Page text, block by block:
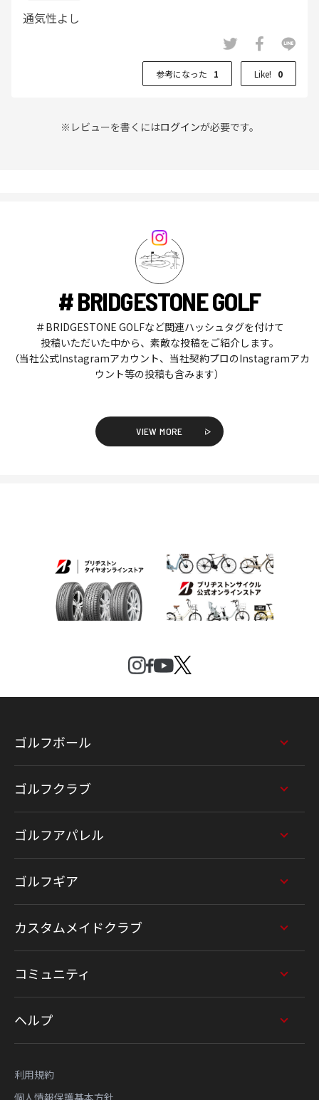
通気性よし
参考になった 1 Like! 0
※レビューを書くにはログインが必要です。
# BRIDGESTONE GOLF
＃BRIDGESTONE GOLFなど関連ハッシュタグを付けて
投稿いただいた中から、素敵な投稿をご紹介します。
（当社公式Instagramアカウント、当社契約プロのInstagramアカ
ウント等の投稿も含みます）
VIEW MORE
ゴルフボール
ゴルフクラブ
ゴルフアパレル
ゴルフギア
カスタムメイドクラブ
コミュニティ
ヘルプ
利用規約
個人情報保護基本方針